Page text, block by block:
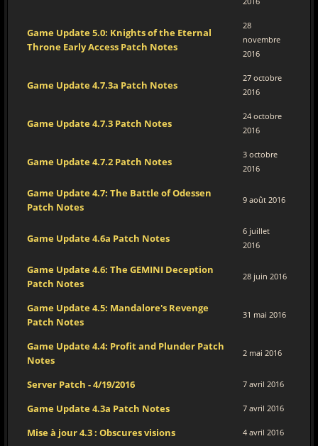
Game Update 5.0: Knights of the Eternal
Throne Early Access Patch Notes
28
novembre
2016
Game Update 4.7.3a Patch Notes
27 octobre
2016
Game Update 4.7.3 Patch Notes
24 octobre
2016
Game Update 4.7.2 Patch Notes
3 octobre
2016
Game Update 4.7: The Battle of Odessen
Patch Notes
9 août 2016
Game Update 4.6a Patch Notes
6 juillet
2016
Game Update 4.6: The GEMINI Deception
Patch Notes
28 juin 2016
Game Update 4.5: Mandalore's Revenge
Patch Notes
31 mai 2016
Game Update 4.4: Profit and Plunder Patch
Notes
2 mai 2016
Server Patch - 4/19/2016 7 avril 2016
Game Update 4.3a Patch Notes 7 avril 2016
Mise à jour 4.3 : Obscures visions 4 avril 2016